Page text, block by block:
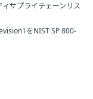
サプライチェーンリス
をNIST SP 800-